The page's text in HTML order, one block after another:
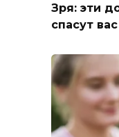
Зря: эти
спасут